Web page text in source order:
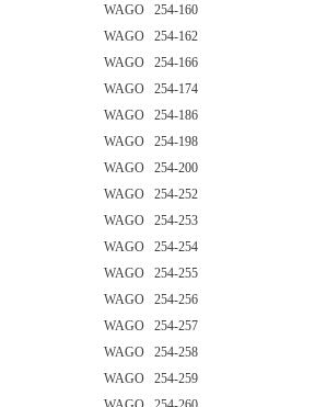
WAGO 254-160
WAGO 254-162
WAGO 254-166
WAGO 254-174
WAGO 254-186
WAGO 254-198
WAGO 254-200
WAGO 254-252
WAGO 254-253
WAGO 254-254
WAGO 254-255
WAGO 254-256
WAGO 254-257
WAGO 254-258
WAGO 254-259